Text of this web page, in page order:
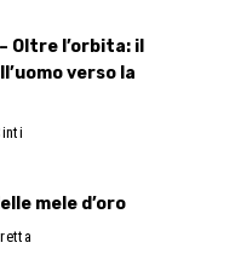
Oltre l’orbita: il
verso la
mele d’oro